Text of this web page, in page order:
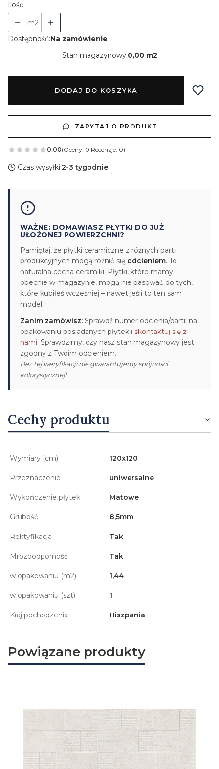
Ilość
m2
Dostępność:Na zamówienie
Stan magazynowy:0,00 m2
DODAJ DO KOSZYKA
ZAPYTAJ O PRODUKT
0.00(Oceny: 0 Recenzje: 0)
Czas wysyłki:2-3 tygodnie
WAŻNE: DOMAWIASZ PŁYTKI DO JUŻ
UŁOŻONEJ POWIERZCHNI?
Pamiętaj, że płytki ceramiczne z różnych partii
produkcyjnych mogą różnić się odcieniem. To
naturalna cecha ceramiki. Płytki, które mamy
obecnie w magazynie, mogą nie pasować do tych,
które kupiłeś wcześniej – nawet jeśli to ten sam
model.
Zanim zamówisz: Sprawdź numer odcienia/partii na
opakowaniu posiadanych płytek i skontaktuj się z
nami. Sprawdzimy, czy nasz stan magazynowy jest
zgodny z Twoim odcieniem.
Bez tej weryfikacji nie gwarantujemy spójności
kolorystycznej!
Cechy produktu
Wymiary (cm) 120x120
Przeznaczenie uniwersalne
Wykończenie płytek Matowe
Grubość 8,5mm
Rektyfikacja Tak
Mrozoodporność Tak
w opakowaniu (m2) 1,44
w opakowaniu (szt) 1
Kraj pochodzenia Hiszpania
Powiązane produkty